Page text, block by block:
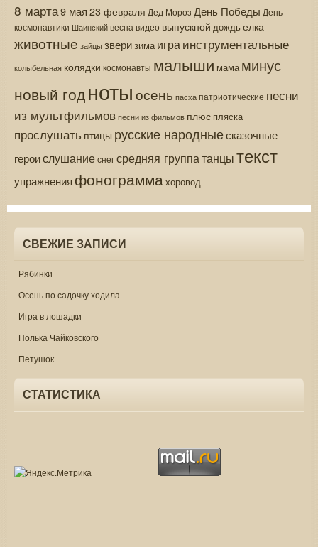
8 марта9 мая 23 февраля Дед Мороз День Победы День
космонавтики Шаинскийвесна видео выпускной дождь елка
животные зайцы зверизима играинструментальные
колыбельная колядки космонавты малыши мама минус
новый годнотыосень пасха патриотические песни
из мультфильмов песни из фильмов плюс пляска
прослушать птицы русские народныесказочные
героислушаниеснегсредняя группатанцытекст
упражнения фонограммахоровод
СВЕЖИЕ ЗАПИСИ
Рябинки
Осень по садочку ходила
Игра в лошадки
Полька Чайковского
Петушок
СТАТИСТИКА